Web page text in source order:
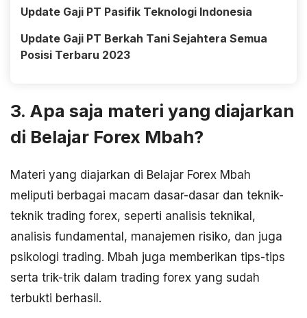
Update Gaji PT Pasifik Teknologi Indonesia
Update Gaji PT Berkah Tani Sejahtera Semua
Posisi Terbaru 2023
3. Apa saja materi yang diajarkan
di Belajar Forex Mbah?
Materi yang diajarkan di Belajar Forex Mbah
meliputi berbagai macam dasar-dasar dan teknik-
teknik trading forex, seperti analisis teknikal,
analisis fundamental, manajemen risiko, dan juga
psikologi trading. Mbah juga memberikan tips-tips
serta trik-trik dalam trading forex yang sudah
terbukti berhasil.